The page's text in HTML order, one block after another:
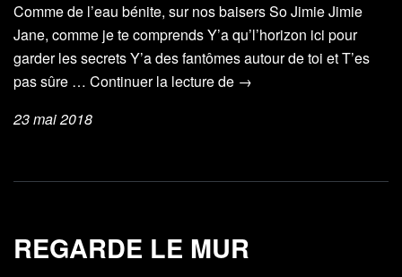
Comme de l’eau bénite, sur nos baisers So Jimie Jimie
Jane, comme je te comprends Y’a qu’l’horizon ici pour
garder les secrets Y’a des fantômes autour de toi et T’es
pas sûre … Continuer la lecture de Jimmie
→
23 mai 2018
REGARDE LE MUR